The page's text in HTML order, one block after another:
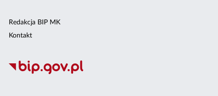
Redakcja BIP MK
Kontakt